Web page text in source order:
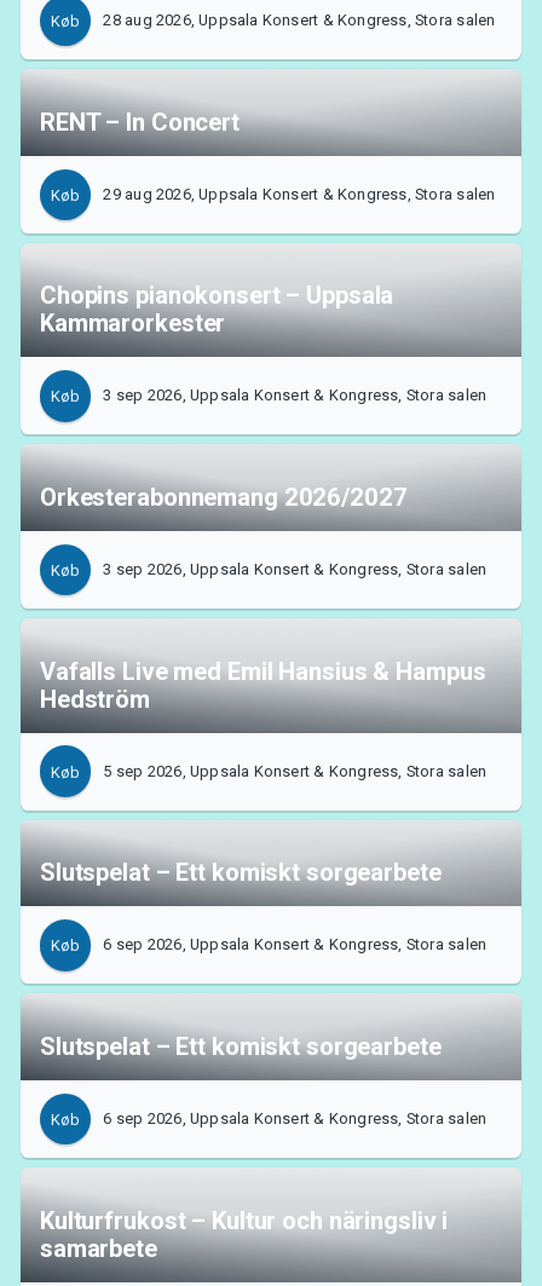
Om Tickster
Køb 28 aug 2026, Uppsala Konsert & Kongress, Stora salen
RENT – In Concert
Køb 29 aug 2026, Uppsala Konsert & Kongress, Stora salen
Chopins pianokonsert – Uppsala
Kammarorkester
Køb 3 sep 2026, Uppsala Konsert & Kongress, Stora salen
Orkesterabonnemang 2026/2027
Køb 3 sep 2026, Uppsala Konsert & Kongress, Stora salen
Vafalls Live med Emil Hansius & Hampus
Hedström
Køb 5 sep 2026, Uppsala Konsert & Kongress, Stora salen
Slutspelat – Ett komiskt sorgearbete
Køb 6 sep 2026, Uppsala Konsert & Kongress, Stora salen
Slutspelat – Ett komiskt sorgearbete
Køb 6 sep 2026, Uppsala Konsert & Kongress, Stora salen
Kulturfrukost – Kultur och näringsliv i
samarbete